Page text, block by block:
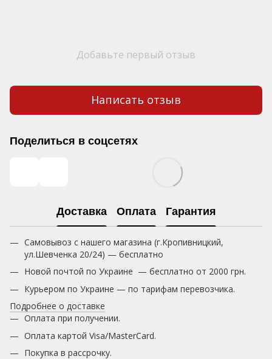
Добавьте первый отзыв
Написать отзыв
Поделиться в соцсетях
Доставка Оплата Гарантия
Самовывоз с нашего магазина (г.Кропивницкий,
ул.Шевченка 20/24) — бесплатно
Новой почтой по Украине — бесплатно от 2000 грн.
Курьером по Украине — по тарифам перевозчика.
Подробнее о доставке
Оплата при получении.
Оплата картой Visa/MasterCard.
Покупка в рассрочку.